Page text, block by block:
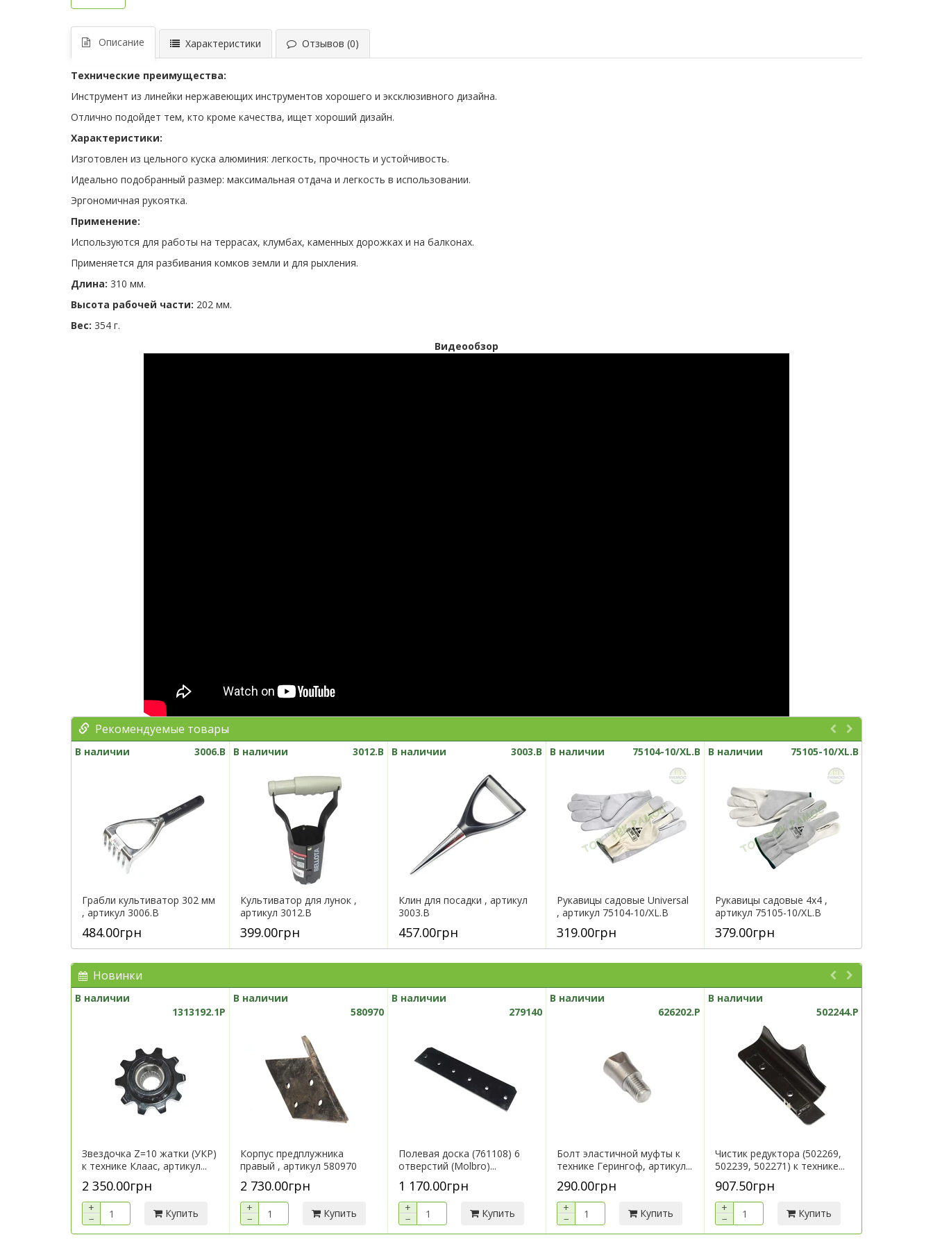
Описание Характеристики Отзывов (0)
Технические преимущества:
Инструмент из линейки нержавеющих инструментов хорошего и эксклюзивного дизайна.
Отлично подойдет тем, кто кроме качества, ищет хороший дизайн.
Характеристики:
Изготовлен из цельного куска алюминия: легкость, прочность и устойчивость.
Идеально подобранный размер: максимальная отдача и легкость в использовании.
Эргономичная рукоятка.
Применение:
Используются для работы на террасах, клумбах, каменных дорожках и на балконах.
Применяется для разбивания комков земли и для рыхления.
Длина: 310 мм.
Высота рабочей части: 202 мм.
Вес: 354 г.
Видеообзор
Рекомендуемые товары
В наличии 3006.B
Грабли культиватор 302 мм
, артикул 3006.B
484.00грн
В наличии 3012.B
Культиватор для лунок ,
артикул 3012.B
399.00грн
В наличии 3003.B
Клин для посадки , артикул
3003.B
457.00грн
В наличии 75104-10/XL.B
Рукавицы садовые Unіversal
, артикул 75104-10/XL.B
319.00грн
В наличии 75105-10/XL.B
Рукавицы садовые 4х4 ,
артикул 75105-10/XL.B
379.00грн
Новинки
В наличии
1313192.1P
Звездочка Z=10 жатки (УКР)
к технике Клаас, артикул...
2 350.00грн
+
−
Купить
В наличии
580970
Корпус предплужника
правый , артикул 580970
2 730.00грн
+
−
Купить
В наличии
279140
Полевая доска (761108) 6
отверстий (Molbro)...
1 170.00грн
+
−
Купить
В наличии
626202.P
Болт эластичной муфты к
технике Герингоф, артикул...
290.00грн
+
−
Купить
В наличии
502244.P
Чистик редуктора (502269,
502239, 502271) к технике...
907.50грн
+
−
Купить